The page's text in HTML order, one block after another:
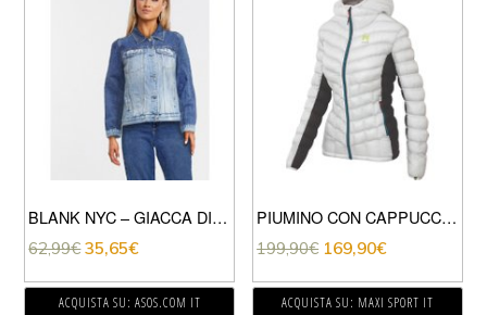
BLANK NYC – GIACCA DI JEANS BLU BICOLORE
62,99€ 35,65€
ACQUISTA SU: ASOS.COM IT
PIUMINO CON CAPPUCCIO MULAZ DONNA
199,90€ 169,90€
ACQUISTA SU: MAXI SPORT IT